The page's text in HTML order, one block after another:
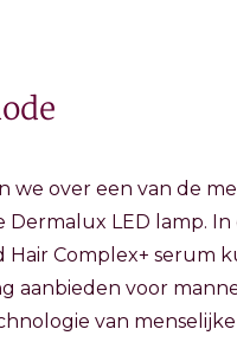
we over een van de
Dermalux LED lamp.
Hair Complex+ serum
aanbieden voor
van